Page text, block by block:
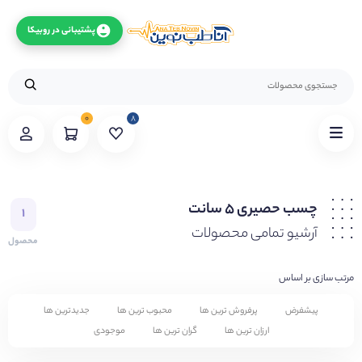
۰ ۸
چسب حصیری ۵ سانت
آرشیو تمامی محصولات
۱
محصول
مرتب سازی بر اساس
پیشفرض پرفروش ترین ها محبوب ترین ها
جدیدترین ها
ارزان ترین ها
گران ترین ها موجودی
پشتیبانی در روبیکا